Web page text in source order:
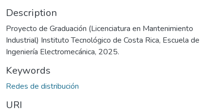
Description
Proyecto de Graduación (Licenciatura en Mantenimiento
Industrial) Instituto Tecnológico de Costa Rica, Escuela de
Ingeniería Electromecánica, 2025.
Keywords
Redes de distribución
URI